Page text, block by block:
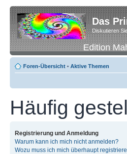
Das
Diskutieren
Edition
Foren-Übersicht • Aktive Themen
Häufig
Registrierung und Anmeldung
Warum kann ich mich nicht anmelden?
Wozu muss ich mich überhaupt